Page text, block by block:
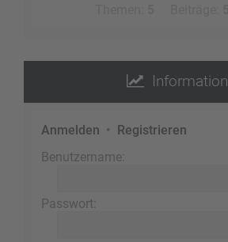
Information
Anmelden • Registrieren
Benutzername:
Passwort: